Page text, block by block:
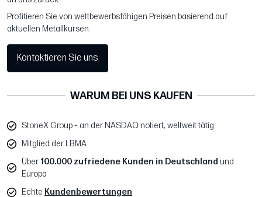
Profitieren Sie von wettbewerbsfähigen Preisen basierend auf
aktuellen Metallkursen.
Kontaktieren Sie uns
WARUM BEI UNS KAUFEN
StoneX Group – an der NASDAQ notiert, weltweit tätig
Mitglied der LBMA
Über 100.000 zufriedene Kunden in Deutschland und
Europa
Echte Kundenbewertungen